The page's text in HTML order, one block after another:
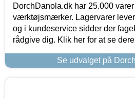
DorchDanola.dk har 25.000
værktøjsmærker. Lagervarer
og i kundeservice sidder der
rådgive dig. Klik her for at se
Se udvalget på